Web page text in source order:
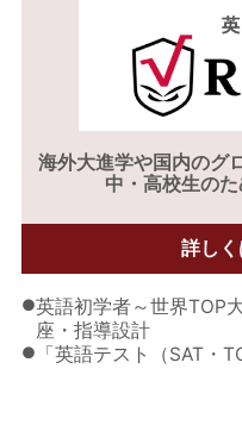
海外大進学や国内のグ
中・高校生の
詳し
●英語初学者～世界TOP
座・指導設計
● 「英語テスト（SAT・